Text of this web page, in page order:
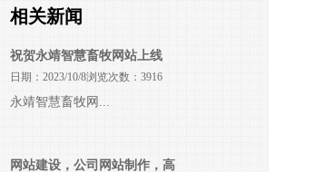
相关新闻
祝贺永靖智慧畜牧网站上线
日期：2023/10/8浏览次数：3916
永靖智慧畜牧网...
网站建设，公司网站制作，高